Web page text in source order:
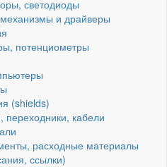
светодиоды
и драйверы
потенциометры
(shields)
переходники, кабели
расходные материалы
ссылки)